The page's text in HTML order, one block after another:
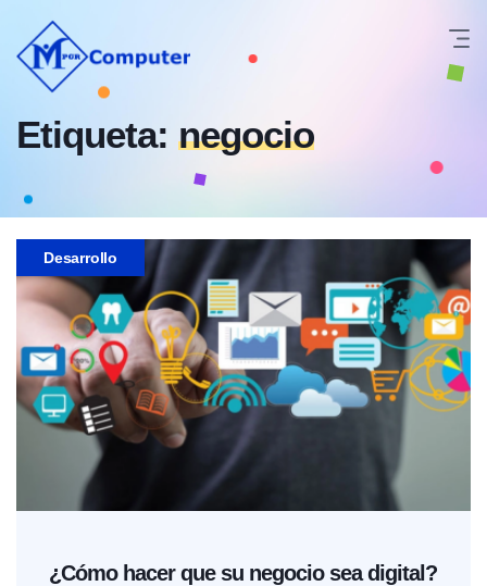
Etiqueta: negocio
Desarrollo
¿Cómo hacer que su negocio sea digital?